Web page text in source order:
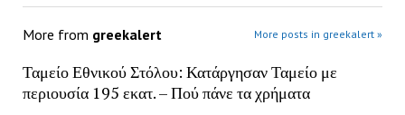
More from greekalert More posts in greekalert »
Ταμείο Εθνικού Στόλου: Κατάργησαν Ταμείο με
περιουσία 195 εκατ. – Πού πάνε τα χρήματα